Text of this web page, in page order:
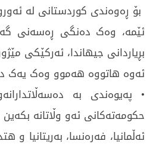
بۆ ڕەوەندی کوردستانی لە
ئێمە، وەک دەنگی ڕەسەنی
بڕیاردانی جیهاندا، ئەرکێکی
ئەوە هاتووە هەموو وەک یەک
• پەیوەندی بە
حکومەتەکانی ئەو وڵاتانە
ئەڵمانیا، فەرەنسا، بەریتانیا و